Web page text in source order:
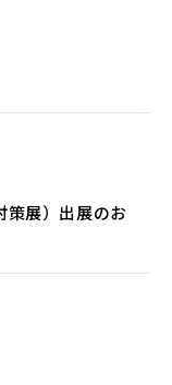
策展）出展のお